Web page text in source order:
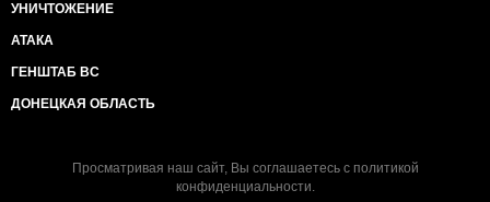
УНИЧТОЖЕНИЕ
АТАКА
ГЕНШТАБ ВС
ДОНЕЦКАЯ ОБЛАСТЬ
Просматривая наш сайт, Вы соглашаетесь с политикой
конфиденциальности.